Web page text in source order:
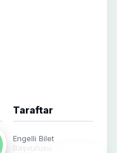
Taraftar
Engelli Bilet
Başvurusu